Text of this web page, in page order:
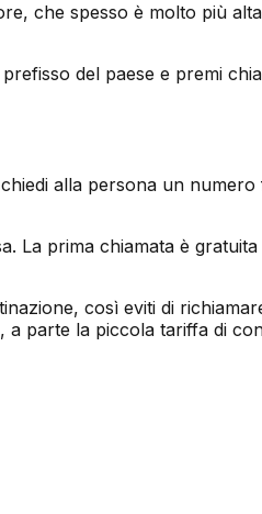
che spesso è molto più
del paese e premi
alla persona un
La prima chiamata è
così eviti di
parte la piccola tariffa di